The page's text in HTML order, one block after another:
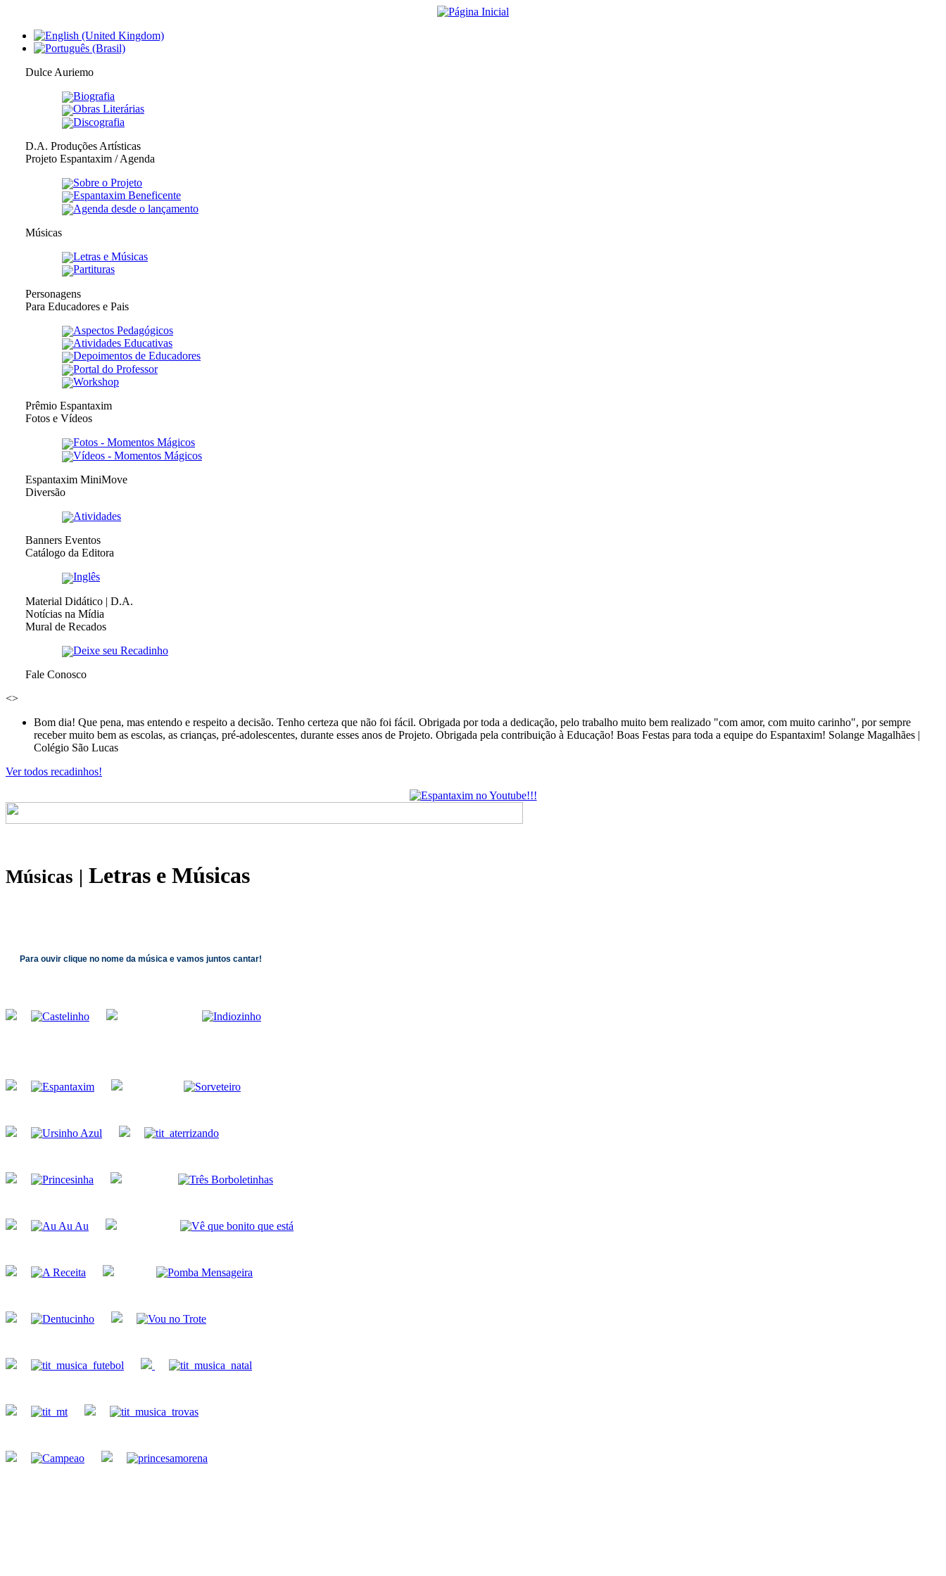
Dulce Auriemo
Biografia
Obras Literárias
Discografia
D.A. Produções Artísticas
Projeto Espantaxim / Agenda
Sobre o Projeto
Espantaxim Beneficente
Agenda desde o lançamento
Músicas
Letras e Músicas
Partituras
Personagens
Para Educadores e Pais
Aspectos Pedagógicos
Atividades Educativas
Depoimentos de Educadores
Portal do Professor
Workshop
Prêmio Espantaxim
Fotos e Vídeos
Fotos - Momentos Mágicos
Vídeos - Momentos Mágicos
Espantaxim MiniMove
Diversão
Atividades
Banners Eventos
Catálogo da Editora
Inglês
Material Didático | D.A.
Notícias na Mídia
Mural de Recados
Deixe seu Recadinho
Fale Conosco
<>
Bom dia! Que pena, mas entendo e respeito a decisão. Tenho certeza que não foi fácil. Obrigada por toda a dedicação, pelo trabalho muito bem realizado "com amor, com muito carinho", por sempre
receber muito bem as escolas, as crianças, pré-adolescentes, durante esses anos de Projeto. Obrigada pela contribuição à Educação! Boas Festas para toda a equipe do Espantaxim! Solange Magalhães |
Colégio São Lucas
Ver todos recadinhos!
Músicas | Letras e Músicas
Para ouvir clique no nome da música e vamos juntos cantar!